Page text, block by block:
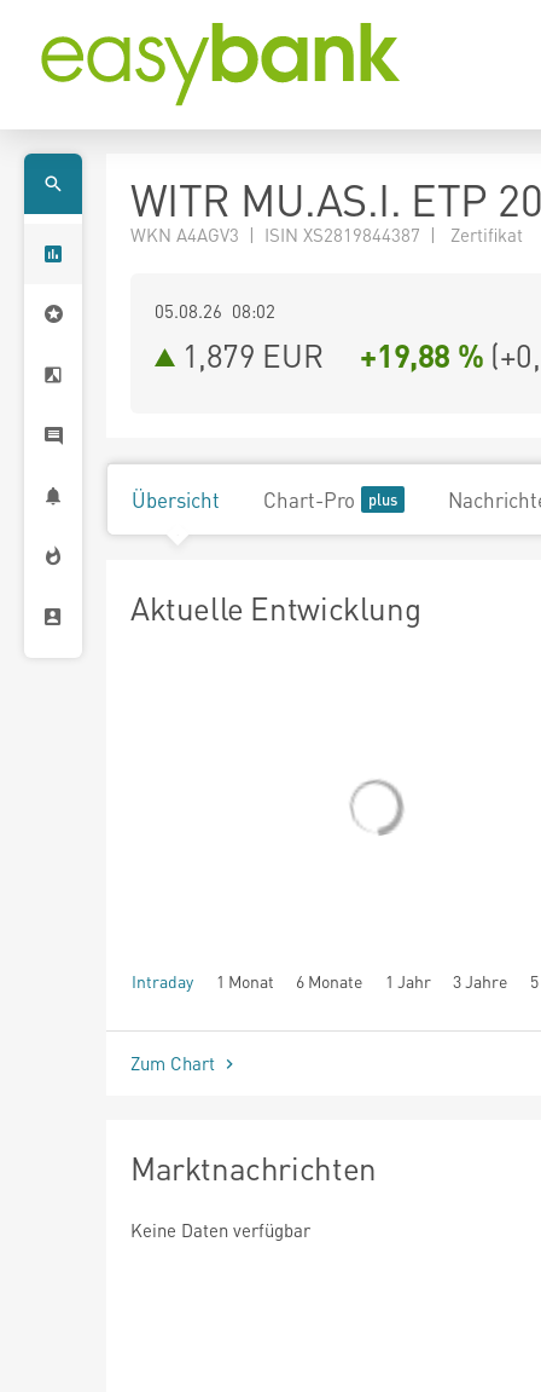
WITR MU.AS.I. ETP
WKN A4AGV3 | ISIN XS2819844387 | Zertifikat
05.08.26 08:02
1,879 EUR +19,88 % (
Übersicht Chart-Pro
Aktuelle Entwicklung
Intraday 1 Monat 6 Monate 1 Jahr 3 Jahre
seit Beginn
Zum Chart
Marktnachrichten
Keine Daten verfügbar